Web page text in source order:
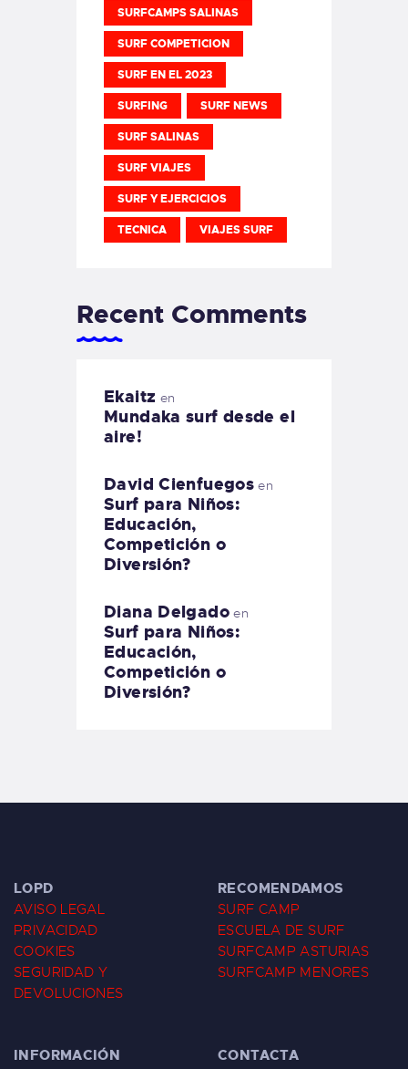
SURFCAMPS SALINAS
SURF COMPETICION
SURF EN EL 2023
SURFING SURF NEWS
SURF SALINAS
SURF VIAJES
SURF Y EJERCICIOS
TECNICA VIAJES SURF
Recent Comments
Ekaitz en
Mundaka surf desde el
aire!
David Cienfuegos en
Surf para Niños:
Educación,
Competición o
Diversión?
Diana Delgadoen
Surf para Niños:
Educación,
Competición o
Diversión?
LOPD
AVISO LEGAL
PRIVACIDAD
COOKIES
SEGURIDAD Y
DEVOLUCIONES
RECOMENDAMOS
SURF CAMP
ESCUELA DE SURF
SURFCAMP ASTURIAS
SURFCAMP MENORES
INFORMACIÓN CONTACTA